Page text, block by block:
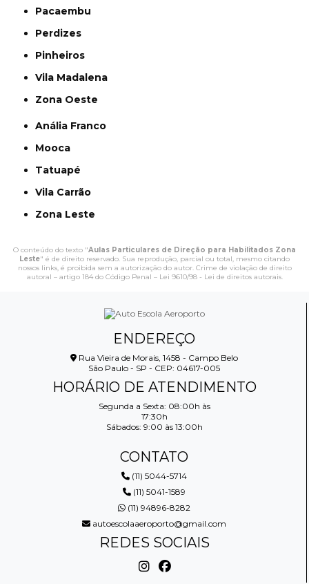
Pacaembu
Perdizes
Pinheiros
Vila Madalena
Zona Oeste
Anália Franco
Mooca
Tatuapé
Vila Carrão
Zona Leste
O conteúdo do texto "Aulas Particulares de Direção para Habilitados Zona
Leste" é de direito reservado. Sua reprodução, parcial ou total, mesmo citando
nossos links, é proibida sem a autorização do autor. Crime de violação de direito
autoral – artigo 184 do Código Penal – Lei 9610/98 - Lei de direitos autorais.
ENDEREÇO
Rua Vieira de Morais, 1458 - Campo Belo
São Paulo - SP - CEP: 04617-005
HORÁRIO DE ATENDIMENTO
Segunda a Sexta: 08:00h às
17:30h
Sábados: 9:00 às 13:00h
CONTATO
(11) 5044-5714
(11) 5041-1589
(11) 94896-8282
autoescolaaeroporto@gmail.com
REDES SOCIAIS